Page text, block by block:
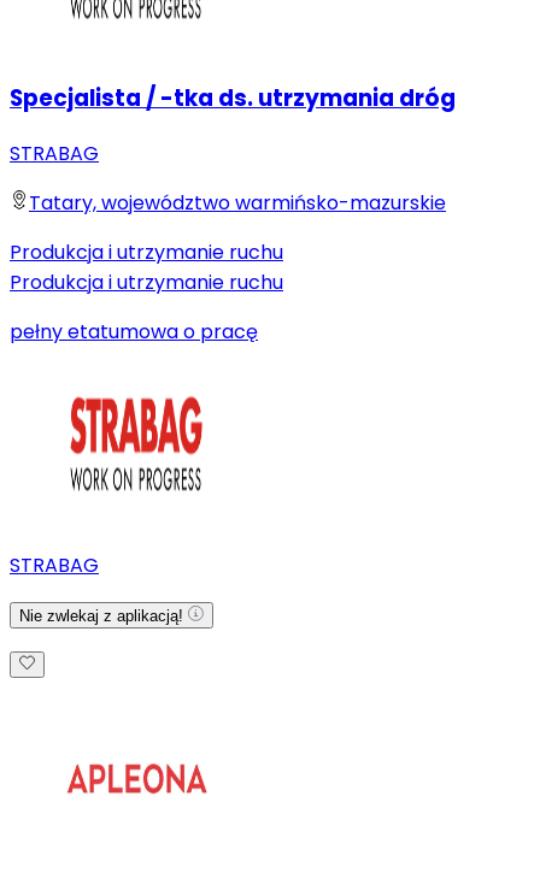
Specjalista / -tka ds. utrzymania dróg
STRABAG
Tatary, województwo warmińsko-mazurskie
Produkcja i utrzymanie ruchu
Produkcja i utrzymanie ruchu
pełny etatumowa o pracę
STRABAG
Nie zwlekaj z aplikacją!